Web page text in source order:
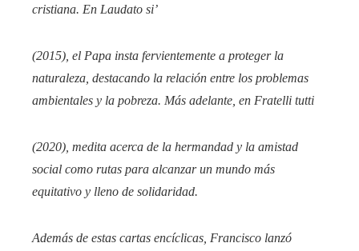
cristiana. En Laudato si’
(2015), el Papa insta fervientemente a proteger la
naturaleza, destacando la relación entre los problemas
ambientales y la pobreza. Más adelante, en Fratelli tutti
(2020), medita acerca de la hermandad y la amistad
social como rutas para alcanzar un mundo más
equitativo y lleno de solidaridad.
Además de estas cartas encíclicas, Francisco lanzó